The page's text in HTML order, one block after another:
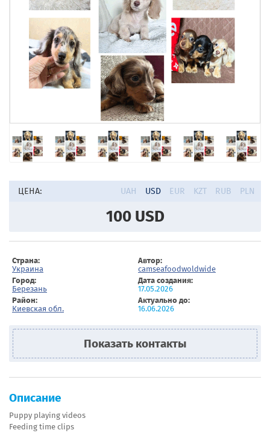
ЦЕНА: UAH USD EUR KZT RUB PLN
100 USD
Страна:
Украина
Автор:
camseafoodwoldwide
Город:
Березань
Дата создания:
17.05.2026
Район:
Киевская обл.
Актуально до:
16.06.2026
Показать контакты
Описание
Puppy playing videos
Feeding time clips